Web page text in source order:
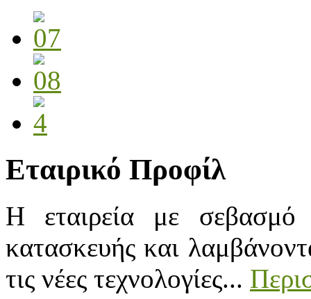
Εταιρικό Προφίλ
Η εταιρεία με σεβασμό
κατασκευής και
τις νέες τεχνολογίες...